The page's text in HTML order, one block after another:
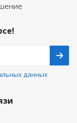
данных